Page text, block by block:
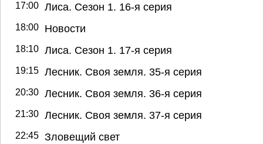
17:00 Лиса. Сезон 1. 16-я серия
18:00 Новости
18:10 Лиса. Сезон 1. 17-я серия
19:15 Лесник. Своя земля. 35-я серия
20:30 Лесник. Своя земля. 36-я серия
21:30 Лесник. Своя земля. 37-я серия
22:45 Зловещий свет